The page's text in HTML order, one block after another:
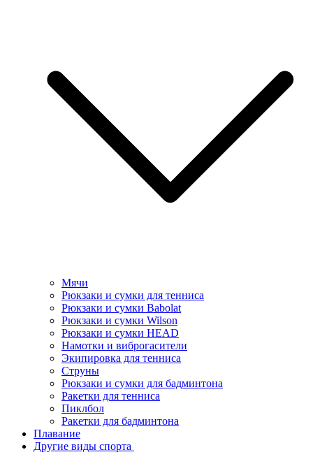
Мячи
Рюкзаки и сумки для тенниса
Рюкзаки и сумки Babolat
Рюкзаки и сумки Wilson
Рюкзаки и сумки HEAD
Намотки и виброгасители
Экипировка для тенниса
Струны
Рюкзаки и сумки для бадминтона
Ракетки для тенниса
Пиклбол
Ракетки для бадминтона
Плавание
Другие виды спорта